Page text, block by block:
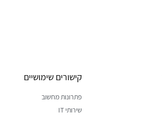
קישורים שימושיים
פתרונות מחשוב
שירותי IT